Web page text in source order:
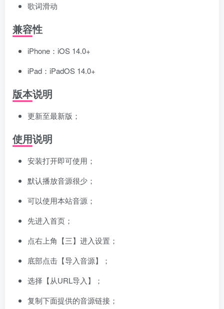
歌词滑动
兼容性
iPhone：iOS 14.0+
iPad：iPadOS 14.0+
版本说明
更新至最新版；
使用说明
安装打开即可使用；
默认播放音源很少；
可以使用本站音源；
先进入首页；
点右上角【三】进入设置；
底部点击【导入音源】；
选择【从URL导入】；
复制下面提供的音源链接；